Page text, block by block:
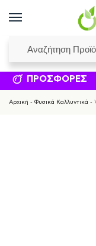
ΙΣΟΛΟΓΙΣΜΟΊ
ΠΡΟΣΦΟΡΈΣ
Αρχική - Φυσικά Καλλυντικά -